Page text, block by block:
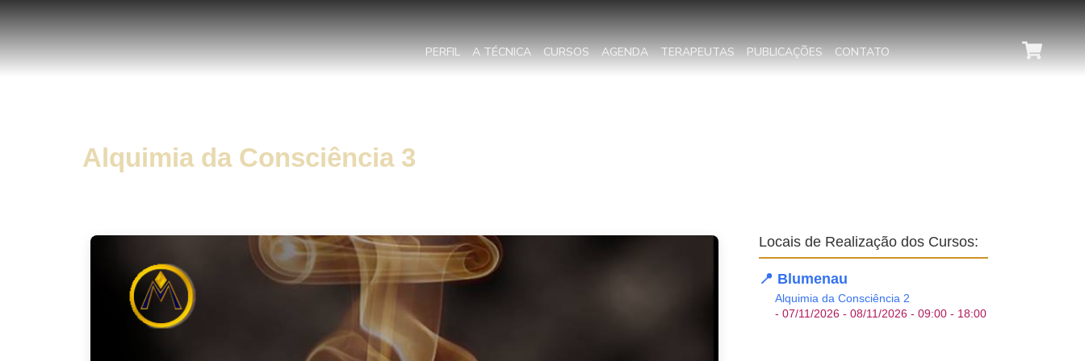
PERFIL A TÉCNICA CURSOS AGENDA TERAPEUTAS PUBLICAÇÕES CONTATO
Alquimia da Consciência 3
Locais de Realização dos Cursos:
📍 Blumenau
Alquimia da Consciência 2
- 07/11/2026 - 08/11/2026 - 09:00 - 18:00